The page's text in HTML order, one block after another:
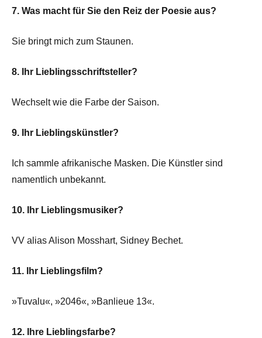
7. Was macht für Sie den Reiz der Poesie aus?
Sie bringt mich zum Staunen.
8. Ihr Lieblingsschriftsteller?
Wechselt wie die Farbe der Saison.
9. Ihr Lieblingskünstler?
Ich sammle afrikanische Masken. Die Künstler sind
namentlich unbekannt.
10. Ihr Lieblingsmusiker?
VV alias Alison Mosshart, Sidney Bechet.
11. Ihr Lieblingsfilm?
»Tuvalu«, »2046«, »Banlieue 13«.
12. Ihre Lieblingsfarbe?